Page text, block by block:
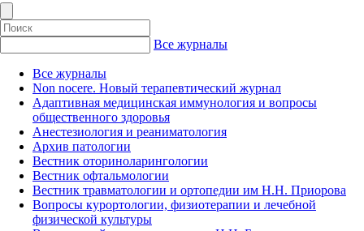
Все журналы
Все журналы
Non nocere. Новый терапевтический журнал
Адаптивная медицинская иммунология и вопросы
общественного здоровья
Анестезиология и реаниматология
Архив патологии
Вестник оториноларингологии
Вестник офтальмологии
Вестник травматологии и ортопедии им Н.Н. Приорова
Вопросы курортологии, физиотерапии и лечебной
физической культуры